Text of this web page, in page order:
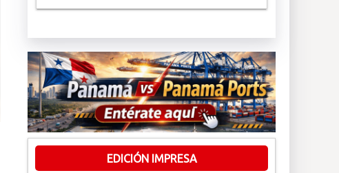
EDICIÓN IMPRESA